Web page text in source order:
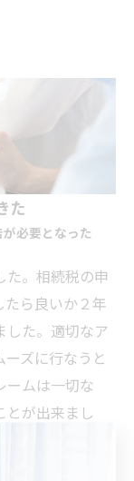
た
必要となった
た。相続税の申
たら良いか２年
した。適切なア
ズに行なうと
ームは一切な
とが出来まし
問題ですが、
ても上手に対